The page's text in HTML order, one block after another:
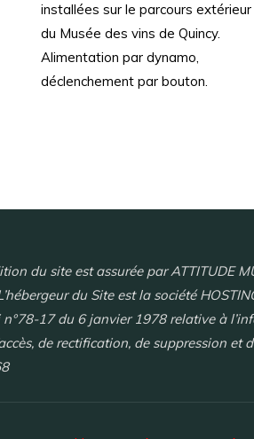
installées sur le parcours extérieur
du Musée des vins de Quincy.
Alimentation par dynamo,
déclenchement par bouton.
du site est assurée par ATTITUDE
du Site est la société
17 du 6 janvier 1978 relative à
de rectification, de suppression